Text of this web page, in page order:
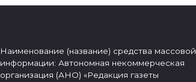
Наименование (название) средства массовой
информации: Автономная некоммерческая
организация (АНО) «Редакция газеты